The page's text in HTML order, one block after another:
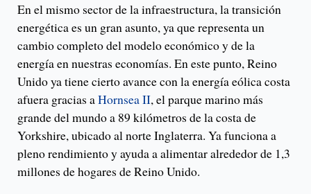
En el mismo sector de la infraestructura, la transición
energética es un gran asunto, ya que representa un
cambio completo del modelo económico y de la
energía en nuestras economías. En este punto, Reino
Unido ya tiene cierto avance con la energía eólica costa
afuera gracias aHornsea II, el parque marino más
grande del mundo a 89 kilómetros de la costa de
Yorkshire, ubicado al norte Inglaterra. Ya funciona a
pleno rendimiento y ayuda a alimentar alrededor de 1,3
millones de hogares de Reino Unido.